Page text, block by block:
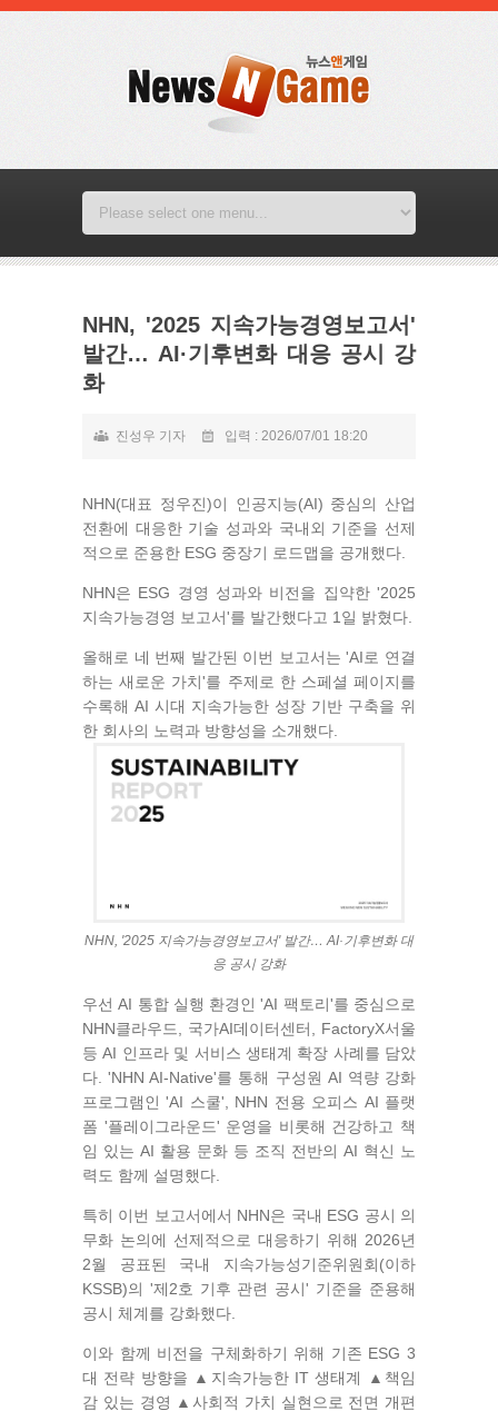
NHN, '2025 지속가능경영보고서'
발간… AI·기후변화 대응 공시 강
화
진성우 기자 입력 : 2026/07/01 18:20
NHN(대표 정우진)이 인공지능(AI) 중심의 산업
전환에 대응한 기술 성과와 국내외 기준을 선제
적으로 준용한 ESG 중장기 로드맵을 공개했다.
NHN은 ESG 경영 성과와 비전을 집약한 '2025
지속가능경영 보고서'를 발간했다고 1일 밝혔다.
올해로 네 번째 발간된 이번 보고서는 'AI로 연결
하는 새로운 가치'를 주제로 한 스페셜 페이지를
수록해 AI 시대 지속가능한 성장 기반 구축을 위
한 회사의 노력과 방향성을 소개했다.
NHN, '2025 지속가능경영보고서' 발간… AI·기후변화 대
응 공시 강화
우선 AI 통합 실행 환경인 'AI 팩토리'를 중심으로
NHN클라우드, 국가AI데이터센터, FactoryX서울
등 AI 인프라 및 서비스 생태계 확장 사례를 담았
다. 'NHN AI-Native'를 통해 구성원 AI 역량 강화
프로그램인 'AI 스쿨', NHN 전용 오피스 AI 플랫
폼 '플레이그라운드' 운영을 비롯해 건강하고 책
임 있는 AI 활용 문화 등 조직 전반의 AI 혁신 노
력도 함께 설명했다.
특히 이번 보고서에서 NHN은 국내 ESG 공시 의
무화 논의에 선제적으로 대응하기 위해 2026년
2월 공표된 국내 지속가능성기준위원회(이하
KSSB)의 '제2호 기후 관련 공시' 기준을 준용해
공시 체계를 강화했다.
이와 함께 비전을 구체화하기 위해 기존 ESG 3
대 전략 방향을 ▲지속가능한 IT 생태계 ▲책임
감 있는 경영 ▲사회적 가치 실현으로 전면 개편